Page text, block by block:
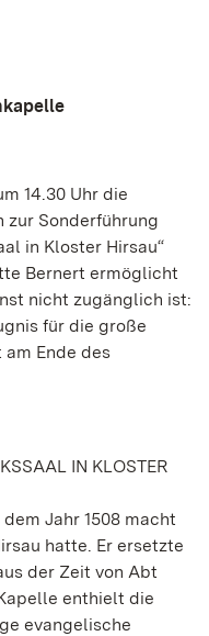
14.30 Uhr die
zur Sonderführung
in Kloster Hirsau“
Bernert ermöglicht
nicht zugänglich ist:
für die große
Ende des
IN KLOSTER
Jahr 1508 macht
hatte. Er ersetzte
der Zeit von Abt
enthielt die
evangelische